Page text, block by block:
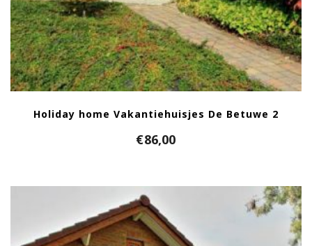
Holiday home Vakantiehuisjes De Betuwe 2
€86,00